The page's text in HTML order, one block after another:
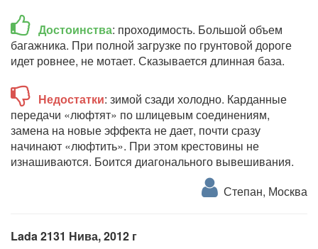
Достоинства: проходимость. Большой объем
багажника. При полной загрузке по грунтовой дороге
идет ровнее, не мотает. Сказывается длинная база.
Недостатки: зимой сзади холодно. Карданные
передачи «люфтят» по шлицевым соединениям,
замена на новые эффекта не дает, почти сразу
начинают «люфтить». При этом крестовины не
изнашиваются. Боится диагонального вывешивания.
Степан, Москва
Lada 2131 Нива, 2012 г